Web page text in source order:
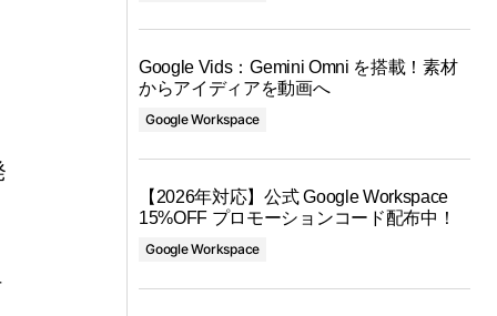
Google Vids：Gemini Omni を搭載！素材
からアイディアを動画へ
Google Workspace
【2026年対応】公式 Google Workspace
15%OFF プロモーションコード配布中！
Google Workspace